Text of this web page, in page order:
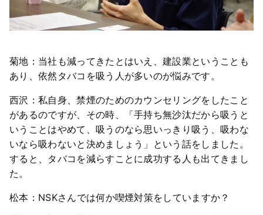
菊地：当社も減ってきたとはいえ、建設業ということも
あり、依然タバコを吸う人が多いのが悩みです。
西沢：私自身、禁煙のためのカウンセリングをしたこと
があるのですが、その時、「手持ち無沙汰だから吸うと
いうことはやめて、吸うのなら思いっきり吸う、吸わな
いなら吸わないと決めましょう」という話をしました。
すると、タバコを減らすことに成功する人も出てきまし
た。
松本：NSKさんでは何か喫煙対策をしていますか？